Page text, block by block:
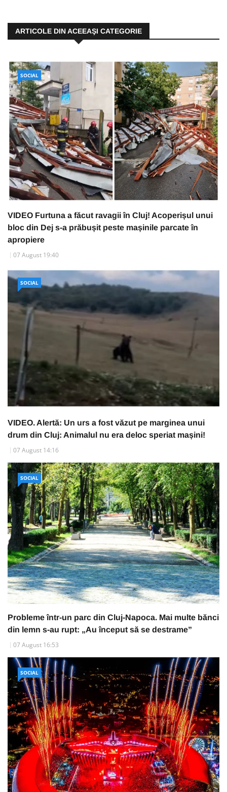
ARTICOLE DIN ACEEAŞI CATEGORIE
SOCIAL
VIDEO Furtuna a făcut ravagii în Cluj! Acoperișul unui
bloc din Dej s-a prăbușit peste mașinile parcate în
apropiere
07 August 19:40
SOCIAL
VIDEO. Alertă: Un urs a fost văzut pe marginea unui
drum din Cluj: Animalul nu era deloc speriat mașini!
07 August 14:16
SOCIAL
Probleme într-un parc din Cluj-Napoca. Mai multe bănci
din lemn s-au rupt: „Au început să se destrame”
07 August 16:53
SOCIAL